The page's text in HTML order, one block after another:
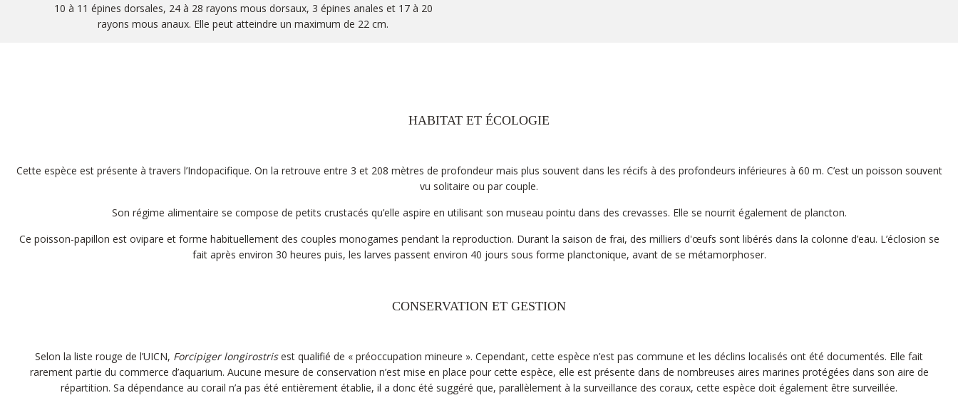
10 à 11 épines dorsales, 24 à 28 rayons mous dorsaux, 3 épines anales et 17 à 20
rayons mous anaux. Elle peut atteindre un maximum de 22 cm.
HABITAT ET ÉCOLOGIE
Cette espèce est présente à travers l’Indopacifique. On la retrouve entre 3 et 208 mètres de profondeur mais plus souvent dans les récifs à des profondeurs inférieures à 60 m. C’est un poisson souvent
vu solitaire ou par couple.
Son régime alimentaire se compose de petits crustacés qu’elle aspire en utilisant son museau pointu dans des crevasses. Elle se nourrit également de plancton.
Ce poisson-papillon est ovipare et forme habituellement des couples monogames pendant la reproduction. Durant la saison de frai, des milliers d'œufs sont libérés dans la colonne d’eau. L’éclosion se
fait après environ 30 heures puis, les larves passent environ 40 jours sous forme planctonique, avant de se métamorphoser.
CONSERVATION ET GESTION
Selon la liste rouge de l’UICN, Forcipiger longirostrisest qualifié de « préoccupation mineure ». Cependant, cette espèce n’est pas commune et les déclins localisés ont été documentés. Elle fait
rarement partie du commerce d’aquarium. Aucune mesure de conservation n’est mise en place pour cette espèce, elle est présente dans de nombreuses aires marines protégées dans son aire de
répartition. Sa dépendance au corail n’a pas été entièrement établie, il a donc été suggéré que, parallèlement à la surveillance des coraux, cette espèce doit également être surveillée.